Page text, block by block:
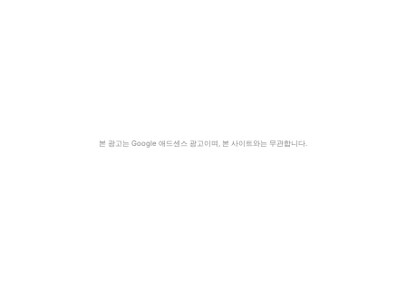
본 광고는 Google 애드센스 광고이며, 본 사이트와는 무관합니다.